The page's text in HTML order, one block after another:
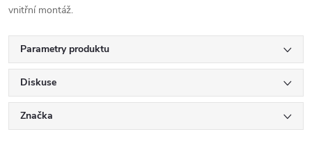
vnitřní montáž.
Parametry produktu
Diskuse
Značka